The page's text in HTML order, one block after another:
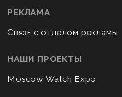
РЕКЛАМА
Связь с отделом рекламы
НАШИ ПРОЕКТЫ
Moscow Watch Expo